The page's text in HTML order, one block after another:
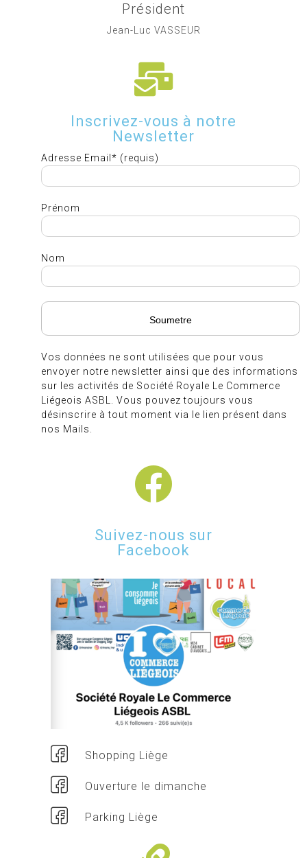
Président
Jean-Luc VASSEUR
Inscrivez-vous à notre
Newsletter
Adresse Email* (requis)
Prénom
Nom
Vos données ne sont utilisées que pour vous
envoyer notre newsletter ainsi que des informations
sur les activités de Société Royale Le Commerce
Liégeois ASBL. Vous pouvez toujours vous
désinscrire à tout moment via le lien présent dans
nos Mails.
Suivez-nous sur
Facebook
Shopping Liège
Ouverture le dimanche
Parking Liège